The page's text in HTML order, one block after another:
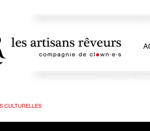
CULTURELLES